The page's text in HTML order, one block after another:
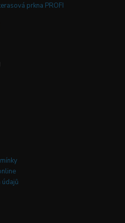
prkna PROFI
údajů